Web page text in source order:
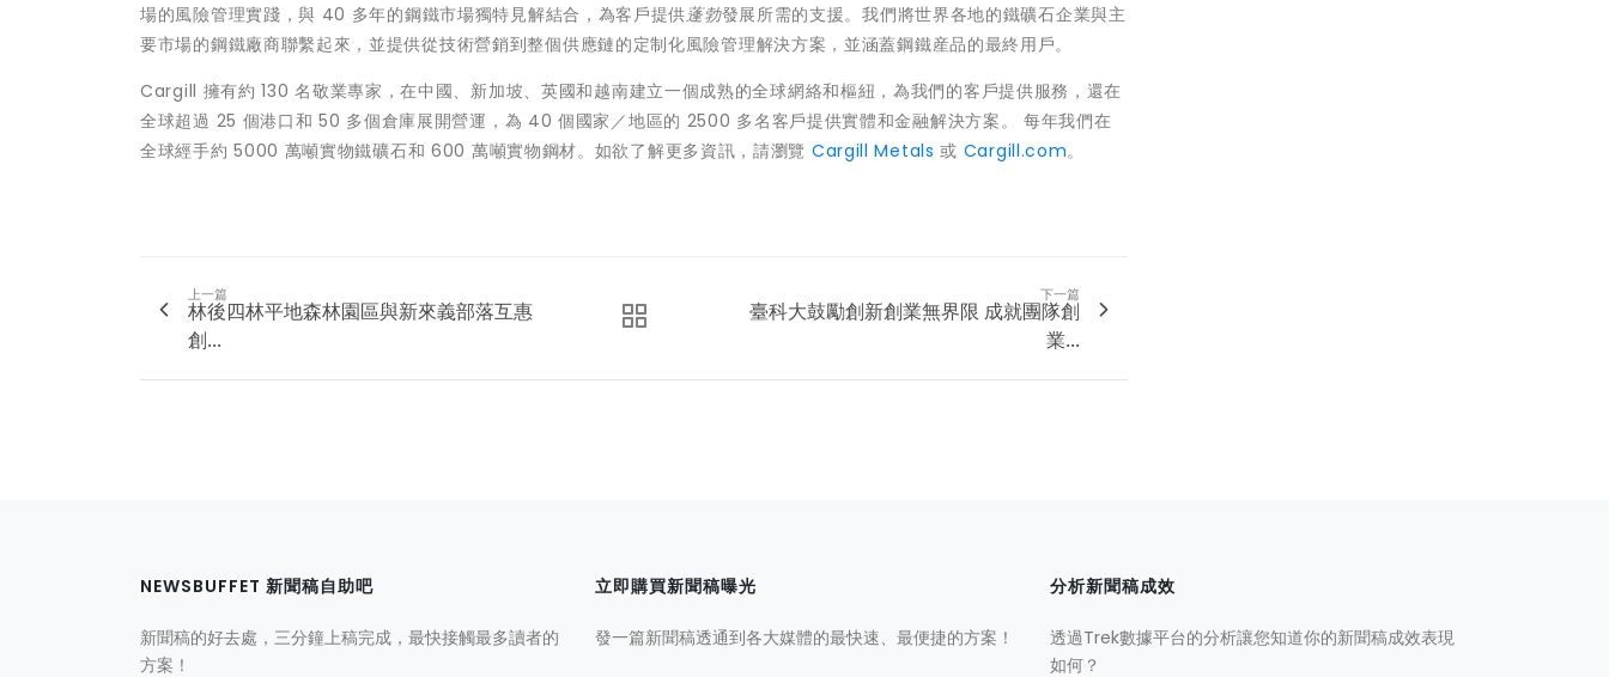
場的風險管理實踐，與 40 多年的鋼鐵市場獨特見解結合，為客戶提供蓬勃發展所需的支援。我們將世界各地的鐵礦石企業與主
要市場的鋼鐵廠商聯繫起來，並提供從技術營銷到整個供應鏈的定制化風險管理解決方案，並涵蓋鋼鐵産品的最終用戶。
Cargill 擁有約 130 名敬業專家，在中國、新加坡、英國和越南建立一個成熟的全球網絡和樞紐，為我們的客戶提供服務，還在
全球超過 25 個港口和 50 多個倉庫展開營運，為 40 個國家／地區的 2500 多名客戶提供實體和金融解決方案。 每年我們在
全球經手約 5000 萬噸實物鐵礦石和 600 萬噸實物鋼材。如欲了解更多資訊，請瀏覽 Cargill Metals 或 Cargill.com。
上一篇
林後四林平地森林園區與新來義部落互惠
創...
下一篇
臺科大鼓勵創新創業無界限 成就團隊創
業...
NEWSBUFFET 新聞稿自助吧
新聞稿的好去處，三分鐘上稿完成，最快接觸最多讀者的
方案！
立即購買新聞稿曝光
發一篇新聞稿透通到各大媒體的最快速、最便捷的方案！
分析新聞稿成效
透過Trek數據平台的分析讓您知道你的新聞稿成效表現
如何？